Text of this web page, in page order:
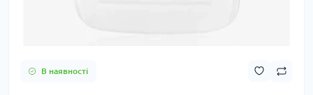
В наявності